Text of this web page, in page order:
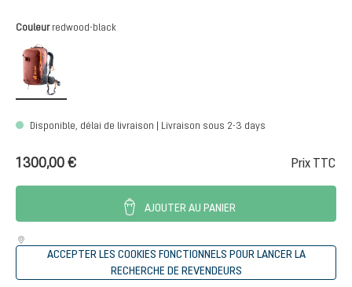
Sélectionnez
Couleur redwood-black
Disponible, délai de livraison | Livraison sous 2-3 days
1 300,00 € Prix TTC
AJOUTER AU PANIER
ACCEPTER LES COOKIES FONCTIONNELS POUR LANCER LA
RECHERCHE DE REVENDEURS